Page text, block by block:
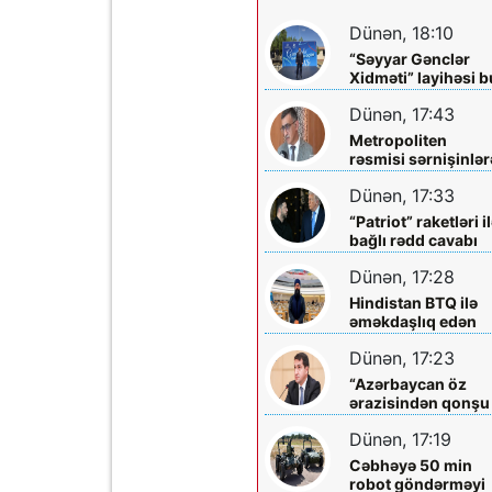
Dünən, 18:10
“Səyyar Gənclər
Xidməti” layihəsi
dəfə
Dünən, 17:43
Metropoliten
rəsmisi
çıxış yolu göstərdi
Dünən, 17:33
“Patriot” raketləri
bağlı rədd cavabı
aldı
Dünən, 17:28
Hindistan BTQ ilə
əməkdaşlıq edən
hüquq
təhdid edib
Dünən, 17:23
“Azərbaycan öz
ərazisindən qonşu
ölkəyə qarşı
olunmasına icazə
verməz”
Dünən, 17:19
Cəbhəyə 50 min
robot göndərməyi